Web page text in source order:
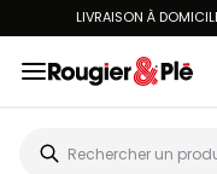
LIVRAISON À